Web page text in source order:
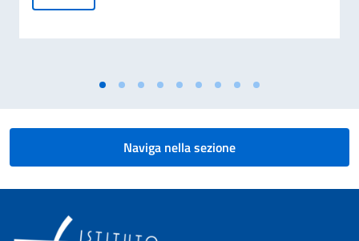
Naviga nella sezione